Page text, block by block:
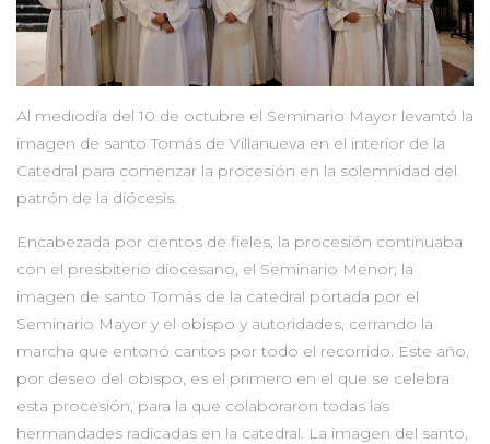
Al mediodía del 10 de octubre el Seminario Mayor levantó la
imagen de santo Tomás de Villanueva en el interior de la
Catedral para comenzar la procesión en la solemnidad del
patrón de la diócesis.
Encabezada por cientos de fieles, la procesión continuaba
con el presbiterio diocesano, el Seminario Menor; la
imagen de santo Tomás de la catedral portada por el
Seminario Mayor y el obispo y autoridades, cerrando la
marcha que entonó cantos por todo el recorrido. Este año,
por deseo del obispo, es el primero en el que se celebra
esta procesión, para la que colaboraron todas las
hermandades radicadas en la catedral. La imagen del santo,